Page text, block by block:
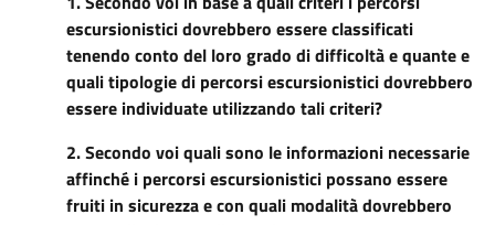
escursionistici dovrebbero essere classificati
tenendo conto del loro grado di difficoltà e quante e
quali tipologie di percorsi escursionistici dovrebbero
essere individuate utilizzando tali criteri?
2. Secondo voi quali sono le informazioni necessarie
affinché i percorsi escursionistici possano essere
fruiti in sicurezza e con quali modalità dovrebbero